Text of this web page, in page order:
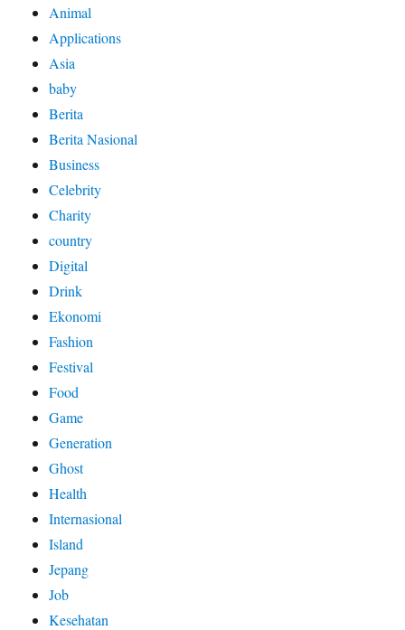
Animal
Applications
Asia
baby
Berita
Berita Nasional
Business
Celebrity
Charity
country
Digital
Drink
Ekonomi
Fashion
Festival
Food
Game
Generation
Ghost
Health
Internasional
Island
Jepang
Job
Kesehatan